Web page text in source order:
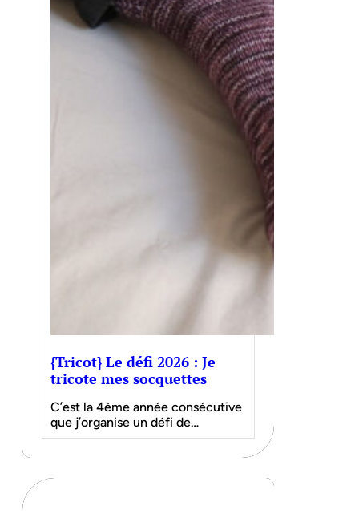
{Tricot} Le défi 2026 : Je
tricote mes socquettes
C’est la 4ème année consécutive
que j’organise un défi de…